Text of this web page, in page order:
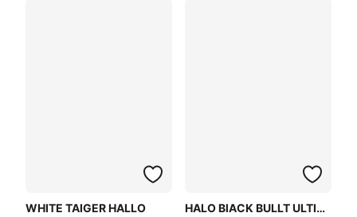
WHITE TAIGER HALLO HALO BlACK BULLT ULTIMATE